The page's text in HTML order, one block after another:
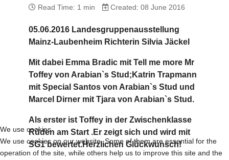
Read Time: 1 min Created: 08 June 2016
05.06.2016 Landesgruppenausstellung
Mainz-Laubenheim Richterin Silvia Jäckel
Mit dabei Emma Bradic mit Tell me more Mr
Toffey von Arabian`s Stud;Katrin Trapmann
mit Special Santos von Arabian`s Stud und
Marcel Dirner mit Tjara von Arabian`s Stud.
Als erster ist Toffey in der Zwischenklasse
Rüden am Start .Er zeigt sich und wird mit
SG1 bewertet.Herzlichen Glückwunsch!
We use cookies
We use cookies on our website. Some of them are essential for the
operation of the site, while others help us to improve this site and the